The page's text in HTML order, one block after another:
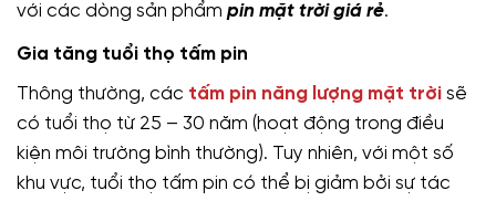
với các dòng sản phẩm pin mặt trời giá rẻ.
Gia tăng tuổi thọ tấm pin
Thông thường, các tấm pin năng lượng mặt trời sẽ
có tuổi thọ từ 25 – 30 năm (hoạt động trong điều
kiện môi trường bình thường). Tuy nhiên, với một số
khu vực, tuổi thọ tấm pin có thể bị giảm bởi sự tác